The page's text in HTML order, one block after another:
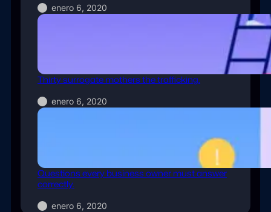
enero 6, 2020
Thirty surrogate mothers the trafficking.
enero 6, 2020
Questions every business owner must answer
correctly.
enero 6, 2020